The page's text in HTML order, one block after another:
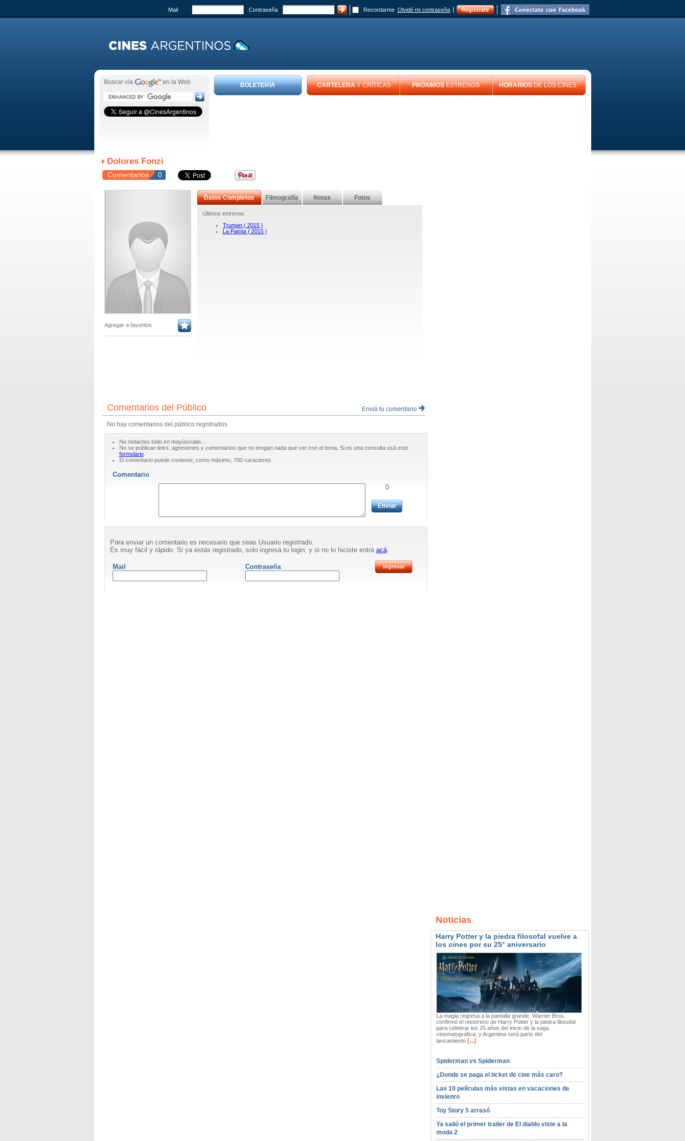
Mail Contraseña Recordarme Olvidé mi contraseña Registrate
Buscar vía en la Web BOLETERÍA CARTELERAY CRÍTICAS PRÓXIMOSESTRENOS HORARIOSDE LOS CINES
Dolores Fonzi
Comentarios 0
Agregar a favoritos
Datos Completos Filmografía Notas Fotos
Ultimos estrenos
Truman ( 2015 )
La Patota ( 2015 )
Comentarios del Público Enviá tu comentario
No hay comentarios del público registrados
No redactes todo en mayúsculas...
No se publican links, agresiones y comentarios que no tengan nada que ver con el tema. Si es una consulta usá este
formulario.
El comentario puede contener, como máximo, 700 caracteres
Comentario
0
Para enviar un comentario es necesario que seas Usuario registrado.
Es muy fácil y rápido. Si ya estás registrado, solo ingresá tu login, y si no lo hiciste entrá acá.
Mail Contraseña
Noticias
Harry Potter y la piedra filosofal vuelve a
los cines por su 25° aniversario
La magia regresa a la pantalla grande. Warner Bros.
confirmó el reestreno de Harry Potter y la piedra filosofal
para celebrar los 25 años del inicio de la saga
cinematográfica, y Argentina será parte del
lanzamiento[...]
Spiderman vs Spiderman
¿Donde se paga el ticket de cine más caro?
Las 10 películas más vistas en vacaciones de
invienro
Toy Story 5 arrasó
Ya salió el primer trailer de El diablo viste a la
moda 2